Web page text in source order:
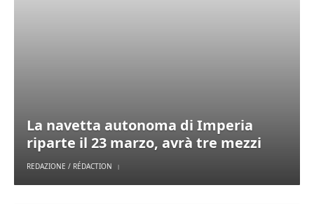
La navetta autonoma di Imperia
riparte il 23 marzo, avrà tre mezzi
REDAZIONE / RÉDACTION